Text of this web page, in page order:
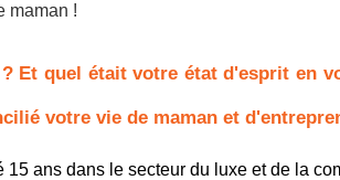
maman !
Et quel était votre état d'esprit en
votre vie de maman et
ans dans le secteur du luxe et de la